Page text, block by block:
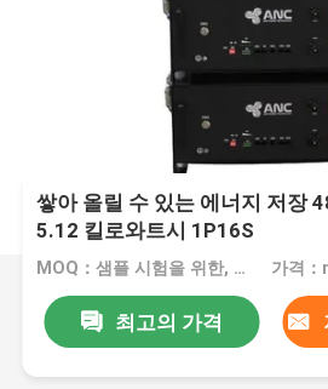
쌓아 올릴 수 있는 에너지 저장
5.12 킬로와트시 1P16S
MOQ：샘플 시험을 위한, 1대 pc 가격
최고의 가격